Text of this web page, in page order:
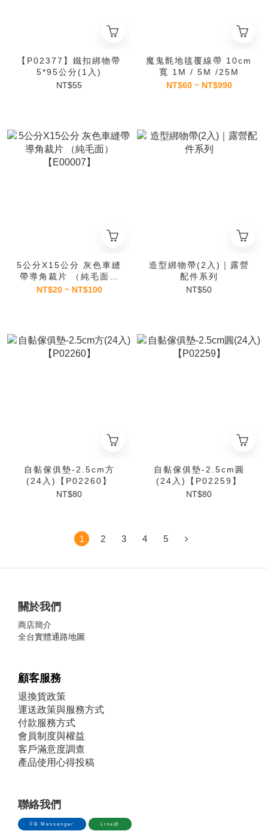
【P02377】鐵扣綁物帶
5*95公分(1入)
NT$55
魔鬼氈地毯覆線帶 10cm
寬 1M / 5M /25M
NT$60 ~ NT$990
5公分X15公分 灰色車縫
帶導角裁片 （純毛面）
【E00007】
NT$20 ~ NT$100
造型綁物帶(2入)｜露營
配件系列
NT$50
自黏傢俱墊-2.5cm方
(24入)【P02260】
NT$80
自黏傢俱墊-2.5cm圓
(24入)【P02259】
NT$80
1 2 3 4 5
關於我們
商店簡介
全台實體通路地圖
顧客服務
退換貨政策
運送政策與服務方式
付款服務方式
會員制度與權益
客戶滿意度調查
產品使用心得投稿
聯絡我們
FB Messenger Line@